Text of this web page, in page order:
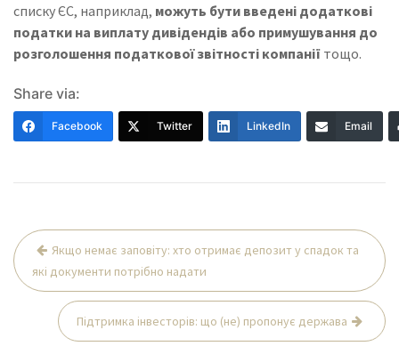
списку ЄС, наприклад, можуть бути введені додаткові
податки на виплату дивідендів або примушування до
розголошення податкової звітності компанії тощо.
Share via:
Facebook Twitter LinkedIn Email
Навігація
записів
Якщо немає заповіту: хто отримає депозит у спадок та
які документи потрібно надати
Підтримка інвесторів: що (не) пропонує держава